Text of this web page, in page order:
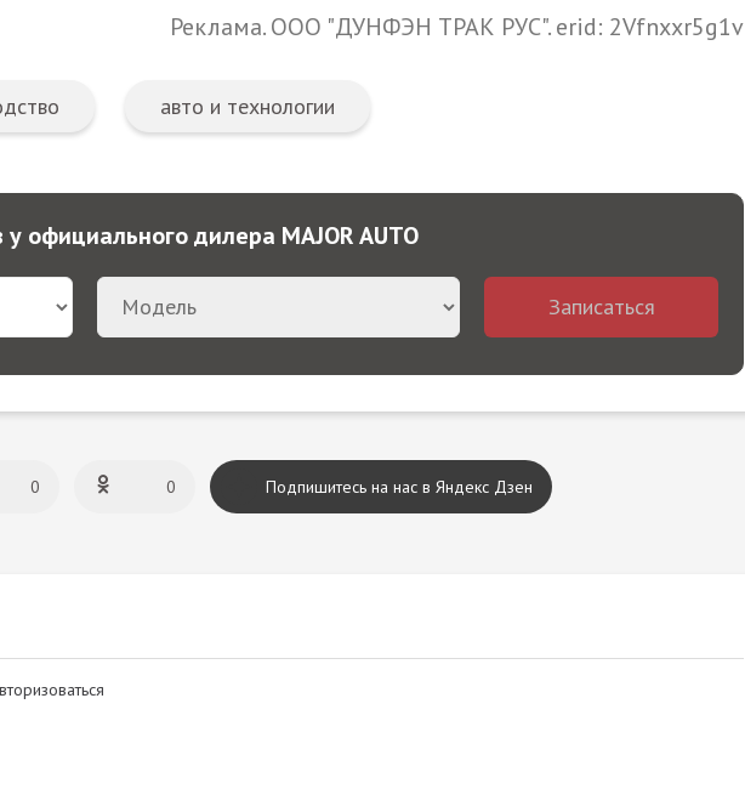
Реклама. ООО "ДУНФЭН ТРАК РУС". erid: 2Vfnxxr5g1v
авто и технологии
официального дилера MAJOR AUTO
Записаться
0 0 Подпишитесь на нас в Яндекс Дзен